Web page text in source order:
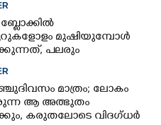
ബ്ലോക്കിൽ
മുഷിയുമ്പോൾ
പലരും
കാരണം
മാത്രം; ലോകം
ആ അത്ഭുതം
കരുതലോടെ വിദഗ്ധർ